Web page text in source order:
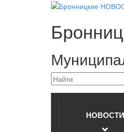
НОВОСТИ